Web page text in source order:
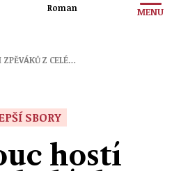
Roman
MENU
ZPĚVÁKŮ Z CELÉ…
SBORY
hostí